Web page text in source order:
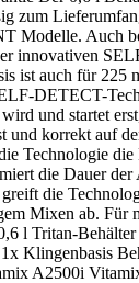
zum
Modelle. Auch
innovativen
ist auch für 225
DETECT-
und startet
und korrekt auf
Technologie
die Dauer
die
Mixen ab. Für
l Tritan-
Klingenbasis
A2500i